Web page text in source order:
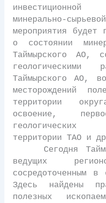
инвестиционной
минерально-
мероприятия будет
о состоянии
Таймырского АО,
геологическими
Таймырского АО,
месторождений
территории
освоение,
территории ТАО и
Сегодня
ведущих
сосредоточенным
Здесь найдены
полезных